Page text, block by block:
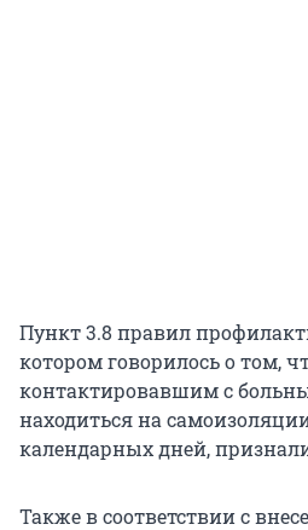
Пункт 3.8 правил
котором говорилось о том,
контактировавшим с
находиться на
календарных дней,
Также в соответствии с